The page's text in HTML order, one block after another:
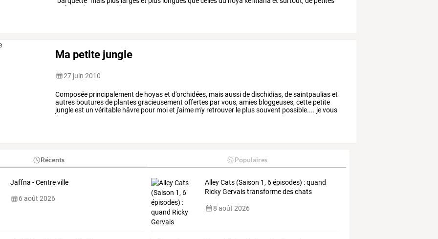
taches
gris qui
Ma petite jungle
27 juin 2010
Composée principalement de hoyaset d'orchidées, maisaussidedischidias, desaintpauliaset
autres bouturesde plantesgracieusement offertes parvous, amies bloggeuses, cette petite
jungleest un véritable hâvre pour moiet j'aime m'y retrouver le plussouvent possible.... jevous
Récents Populaires
Jaffna - Centre ville
6 août 2026
AlleyCats (Saison 1, 6épisodes) :quand
RickyGervaistransformedeschats
8 août 2026